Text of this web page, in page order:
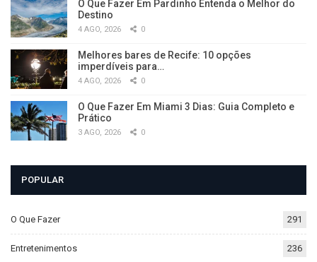
O Que Fazer Em Pardinho Entenda o Melhor do
Destino
4 AGO, 2026 0
Melhores bares de Recife: 10 opções
imperdíveis para…
4 AGO, 2026 0
O Que Fazer Em Miami 3 Dias: Guia Completo e
Prático
3 AGO, 2026 0
POPULAR
O Que Fazer 291
Entretenimentos 236